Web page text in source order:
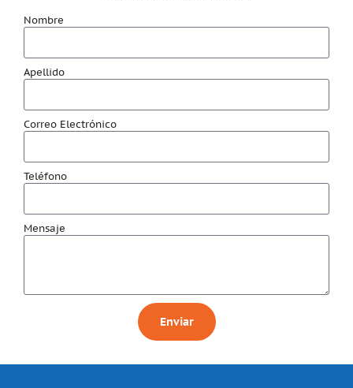
Nombre
Apellido
Correo Electrónico
Teléfono
Mensaje
Enviar